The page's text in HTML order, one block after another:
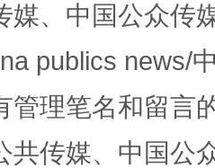
开幕 规模
媒、中国公众传
publics news/
管理笔名和留言
共传媒、中国公